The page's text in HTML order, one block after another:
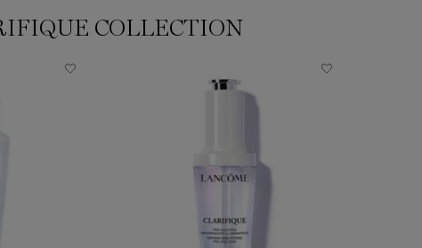
COLLECTION